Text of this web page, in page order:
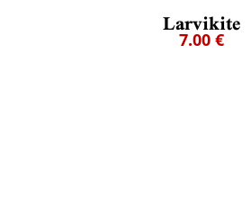
Larvikite
7.00 €